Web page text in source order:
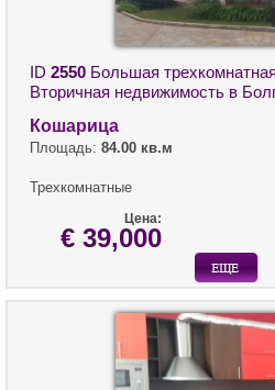
ID 2550 Большая
Вторичная недвижимость в
Кошарица
Площадь: 84.00 кв.м
Трехкомнатные
Цена:
€ 39,000